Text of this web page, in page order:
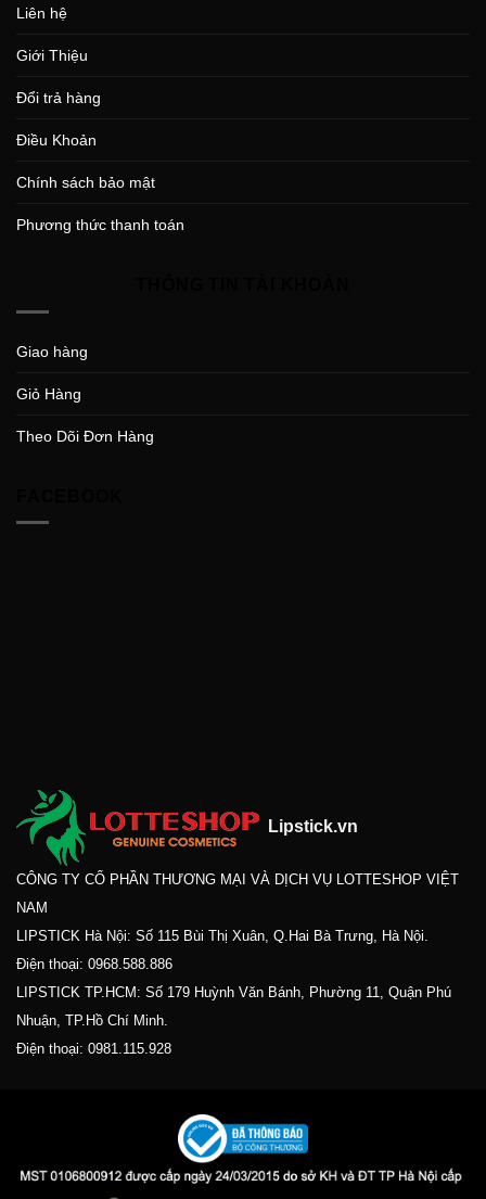
Liên hệ
Giới Thiệu
Đổi trả hàng
Điều Khoản
Chính sách bảo mật
Phương thức thanh toán
Giao hàng
Giỏ Hàng
Theo Dõi Đơn Hàng
Lipstick.vn
CÔNG TY CỔ PHẦN THƯƠNG MẠI VÀ DỊCH VỤ LOTTESHOP VIỆT
NAM
LIPSTICK Hà Nội: Số 115 Bùi Thị Xuân, Q.Hai Bà Trưng, Hà Nội.
Điện thoại: 0968.588.886
LIPSTICK TP.HCM: Số 179 Huỳnh Văn Bánh, Phường 11, Quận Phú
Nhuận, TP.Hồ Chí Minh.
Điện thoại: 0981.115.928